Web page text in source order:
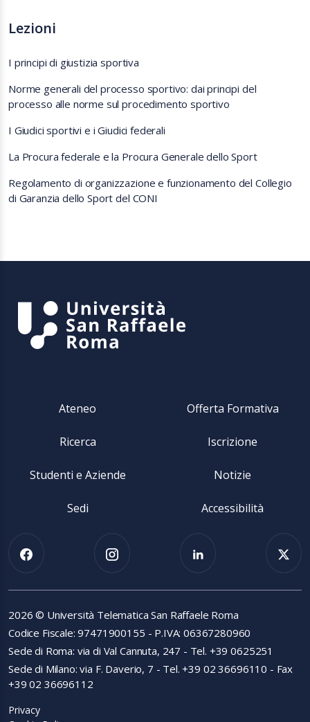
Lezioni
I principi di giustizia sportiva
Norme generali del processo sportivo: dai principi del
processo alle norme sul procedimento sportivo
I Giudici sportivi e i Giudici federali
La Procura federale e la Procura Generale dello Sport
Regolamento di organizzazione e funzionamento del Collegio
di Garanzia dello Sport del CONI
Ateneo Offerta Formativa
Ricerca Iscrizione
Studenti e Aziende Notizie
Sedi Accessibilità
2026 © Università Telematica San Raffaele Roma
Codice Fiscale: 97471900155 - P.IVA: 06367280960
Sede di Roma: via di Val Cannuta, 247 - Tel. +39 0625251
Sede di Milano: via F. Daverio, 7 - Tel. +39 02 36696110 - Fax
+39 02 36696112
Privacy